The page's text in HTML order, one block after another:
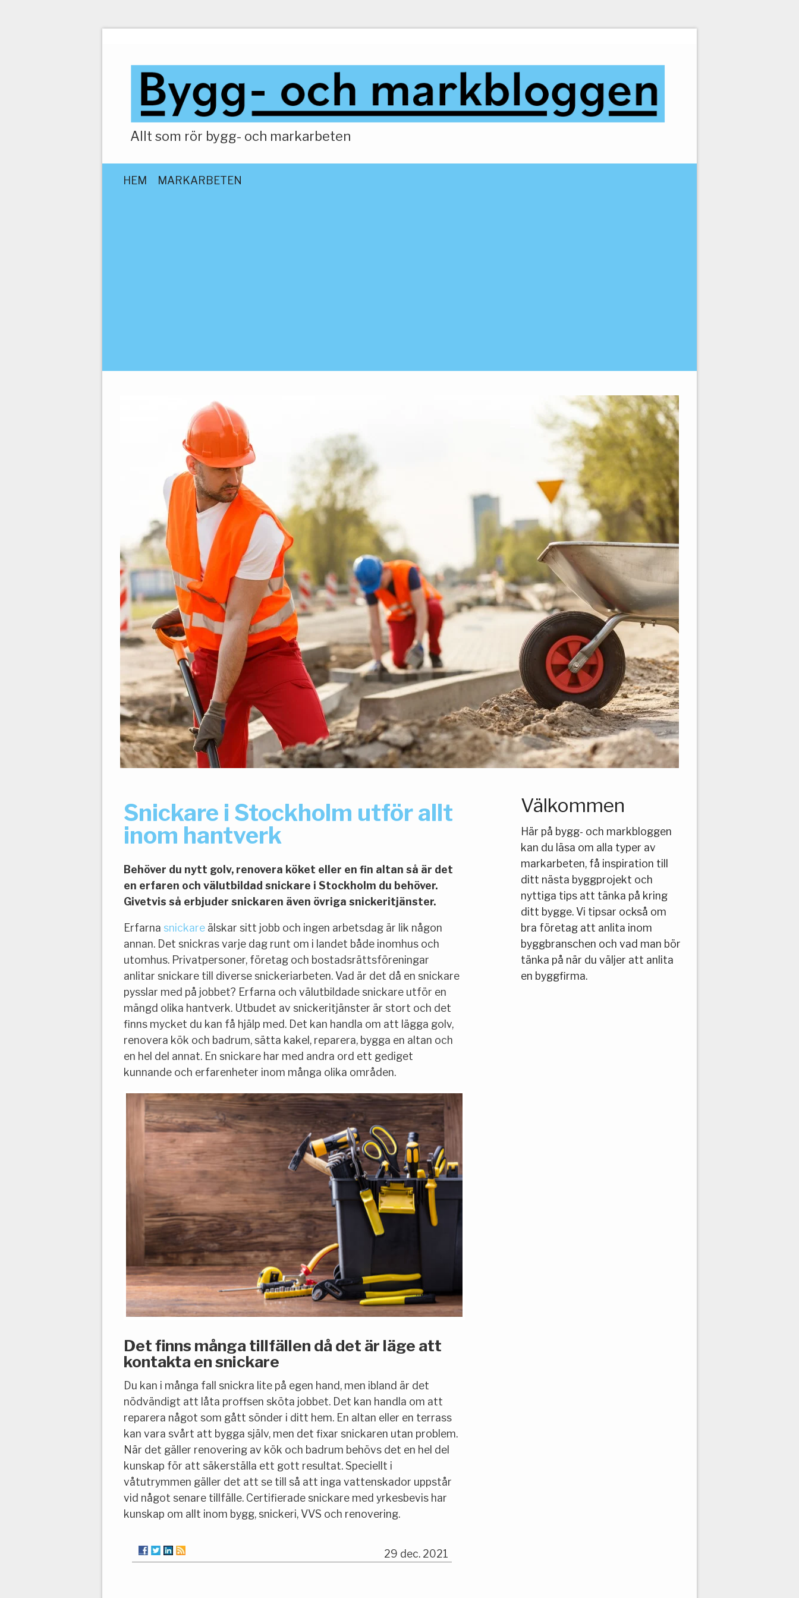
Allt som rör bygg- och markarbeten
HEM MARKARBETEN
Snickare i Stockholm utför allt
inom hantverk
Behöver du nytt golv, renovera köket eller en fin altan så är det
en erfaren och välutbildad snickare i Stockholm du behöver.
Givetvis så erbjuder snickaren även övriga snickeritjänster.
Erfarna snickare älskar sitt jobb och ingen arbetsdag är lik någon
annan. Det snickras varje dag runt om i landet både inomhus och
utomhus. Privatpersoner, företag och bostadsrättsföreningar
anlitar snickare till diverse snickeriarbeten. Vad är det då en snickare
pysslar med på jobbet? Erfarna och välutbildade snickare utför en
mängd olika hantverk. Utbudet av snickeritjänster är stort och det
finns mycket du kan få hjälp med. Det kan handla om att lägga golv,
renovera kök och badrum, sätta kakel, reparera, bygga en altan och
en hel del annat. En snickare har med andra ord ett gediget
kunnande och erfarenheter inom många olika områden.
Det finns många tillfällen då det är läge att
kontakta en snickare
Du kan i många fall snickra lite på egen hand, men ibland är det
nödvändigt att låta proffsen sköta jobbet. Det kan handla om att
reparera något som gått sönder i ditt hem. En altan eller en terrass
kan vara svårt att bygga själv, men det fixar snickaren utan problem.
När det gäller renovering av kök och badrum behövs det en hel del
kunskap för att säkerställa ett gott resultat. Speciellt i
våtutrymmen gäller det att se till så att inga vattenskador uppstår
vid något senare tillfälle. Certifierade snickare med yrkesbevis har
kunskap om allt inom bygg, snickeri, VVS och renovering.
29 dec. 2021
Välkommen
Här på bygg- och markbloggen
kan du läsa om alla typer av
markarbeten, få inspiration till
ditt nästa byggprojekt och
nyttiga tips att tänka på kring
ditt bygge. Vi tipsar också om
bra företag att anlita inom
byggbranschen och vad man bör
tänka på när du väljer att anlita
en byggfirma.